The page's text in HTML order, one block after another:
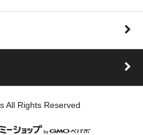
All Rights Reserved